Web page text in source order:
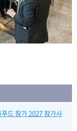
드 참가 2027 참가사